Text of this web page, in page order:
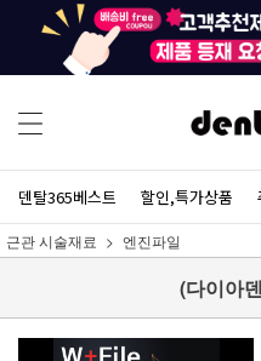
덴탈365베스트 할인,특가상품
근관 시술재료 엔진파일
(다이아